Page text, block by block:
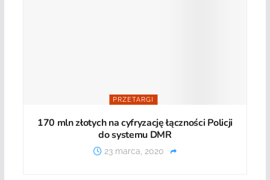
PRZETARGI
170 mln złotych na cyfryzację łączności Policji
do systemu DMR
23 marca, 2020